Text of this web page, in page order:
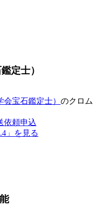
定士）
宝石鑑定士） のクロム
」を見る